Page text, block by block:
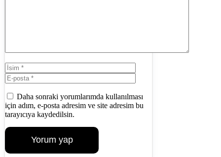
İsim
posta
sitesi
Daha sonraki yorumlarımda kullanılması
için adım, e-posta adresim ve site adresim bu
tarayıcıya kaydedilsin.